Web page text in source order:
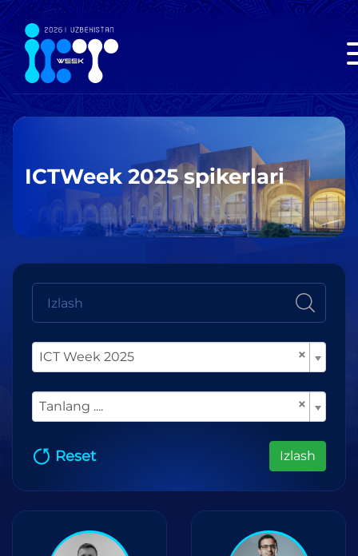
ICTWeek 2025 spikerlari
×
ICT Week 2025
×
Tanlang ....
Reset Izlash